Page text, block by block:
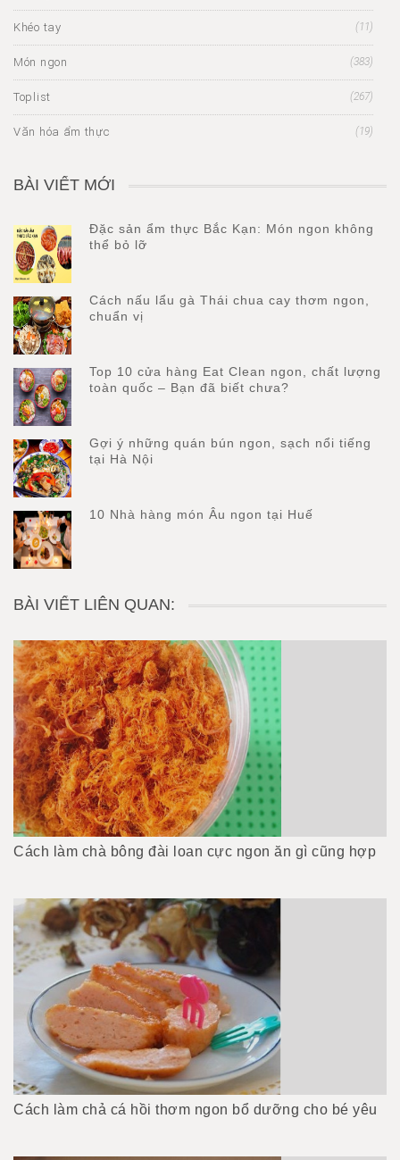
Khéo tay (11)
Món ngon (383)
Toplist (267)
Văn hóa ẩm thực (19)
BÀI VIẾT MỚI
Đặc sản ẩm thực Bắc Kạn: Món ngon không
thể bỏ lỡ
Cách nấu lẩu gà Thái chua cay thơm ngon,
chuẩn vị
Top 10 cửa hàng Eat Clean ngon, chất lượng
toàn quốc – Bạn đã biết chưa?
Gợi ý những quán bún ngon, sạch nổi tiếng
tại Hà Nội
10 Nhà hàng món Âu ngon tại Huế
BÀI VIẾT LIÊN QUAN:
Cách làm chà bông đài loan cực ngon ăn gì cũng hợp
Cách làm chả cá hồi thơm ngon bổ dưỡng cho bé yêu